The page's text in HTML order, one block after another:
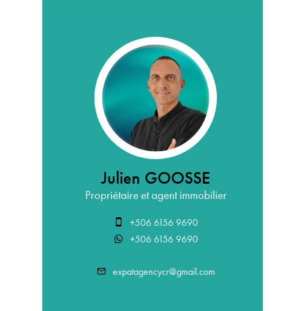
Julien GOOSSE
Propriétaire et agent immobilier
+506 6156 9690
+506 6156 9690
expatagencycr@gmail.com